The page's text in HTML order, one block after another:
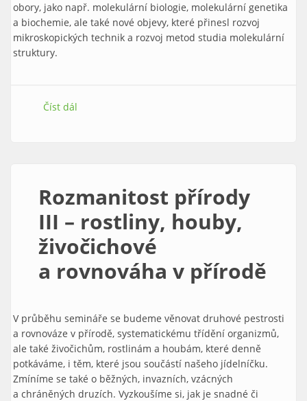
obory, jako např. molekulární biologie, molekulární genetika
a biochemie, ale také nové objevy, které přinesl rozvoj
mikroskopických technik a rozvoj metod studia molekulární
struktury.
Číst dál
Rozmanitost přírody
III – rostliny, houby,
živočichové
a rovnováha v přírodě
V průběhu semináře se budeme věnovat druhové pestrosti
a rovnováze v přírodě, systematickému třídění organizmů,
ale také živočichům, rostlinám a houbám, které denně
potkáváme, i těm, které jsou součástí našeho jídelníčku.
Zmíníme se také o běžných, invazních, vzácných
a chráněných druzích. Vyzkoušíme si, jak je snadné či